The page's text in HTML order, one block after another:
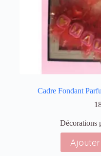
Cadre Fondant
Décorations